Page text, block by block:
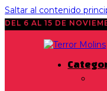
Saltar al contenido
DEL 6 AL 15 DE